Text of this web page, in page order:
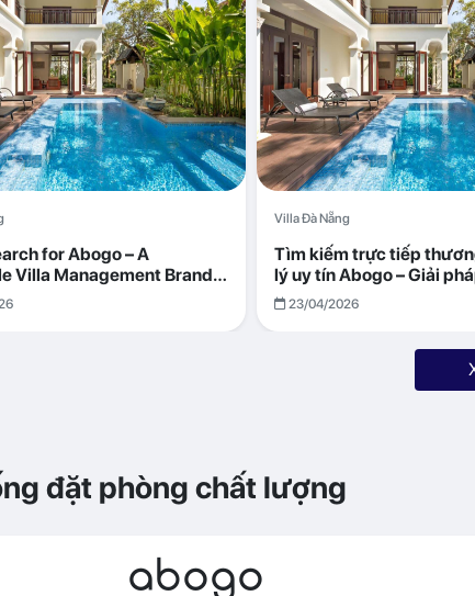
for Abogo – A
Villa Management Brand
and Effective
Villa Đà Nẵng
Tìm kiếm trực tiếp
lý uy tín Abogo – Giải
villa hiệu quả, minh bạch
23/04/2026
đặt phòng chất lượng
abogo